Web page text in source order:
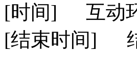
[时间]
互动
[结束时间]